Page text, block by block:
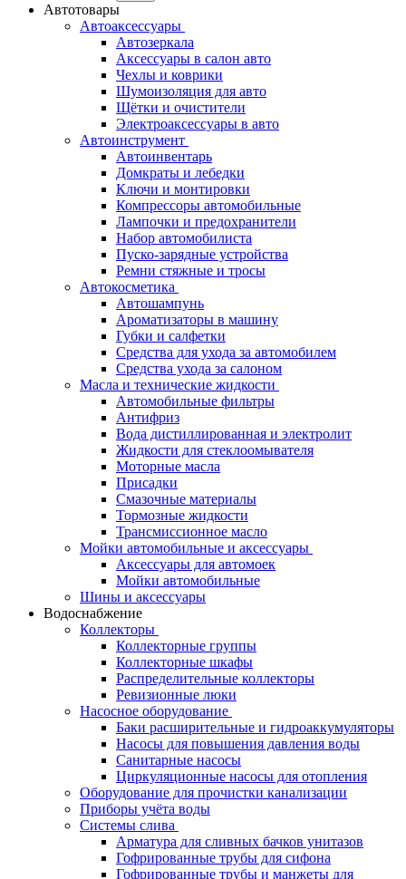
Автотовары
Автоаксессуары
Автозеркала
Аксессуары в салон авто
Чехлы и коврики
Шумоизоляция для авто
Щётки и очистители
Электроаксессуары в авто
Автоинструмент
Автоинвентарь
Домкраты и лебедки
Ключи и монтировки
Компрессоры автомобильные
Лампочки и предохранители
Набор автомобилиста
Пуско-зарядные устройства
Ремни стяжные и тросы
Автокосметика
Автошампунь
Ароматизаторы в машину
Губки и салфетки
Средства для ухода за автомобилем
Средства ухода за салоном
Масла и технические жидкости
Автомобильные фильтры
Антифриз
Вода дистиллированная и электролит
Жидкости для стеклоомывателя
Моторные масла
Присадки
Смазочные материалы
Тормозные жидкости
Трансмиссионное масло
Мойки автомобильные и аксессуары
Аксессуары для автомоек
Мойки автомобильные
Шины и аксессуары
Водоснабжение
Коллекторы
Коллекторные группы
Коллекторные шкафы
Распределительные коллекторы
Ревизионные люки
Насосное оборудование
Баки расширительные и гидроаккумуляторы
Насосы для повышения давления воды
Санитарные насосы
Циркуляционные насосы для отопления
Оборудование для прочистки канализации
Приборы учёта воды
Системы слива
Арматура для сливных бачков унитазов
Гофрированные трубы для сифона
Гофрированные трубы и манжеты для